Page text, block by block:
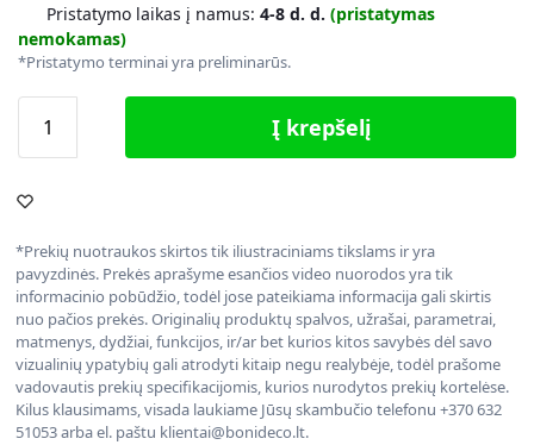
Pristatymo laikas į namus: 4-8 d. d. (pristatymas
nemokamas)
*Pristatymo terminai yra preliminarūs.
Į krepšelį
*Prekių nuotraukos skirtos tik iliustraciniams tikslams ir yra
pavyzdinės. Prekės aprašyme esančios video nuorodos yra tik
informacinio pobūdžio, todėl jose pateikiama informacija gali skirtis
nuo pačios prekės. Originalių produktų spalvos, užrašai, parametrai,
matmenys, dydžiai, funkcijos, ir/ar bet kurios kitos savybės dėl savo
vizualinių ypatybių gali atrodyti kitaip negu realybėje, todėl prašome
vadovautis prekių specifikacijomis, kurios nurodytos prekių kortelėse.
Kilus klausimams, visada laukiame Jūsų skambučio telefonu +370 632
51053 arba el. paštu klientai@bonideco.lt.